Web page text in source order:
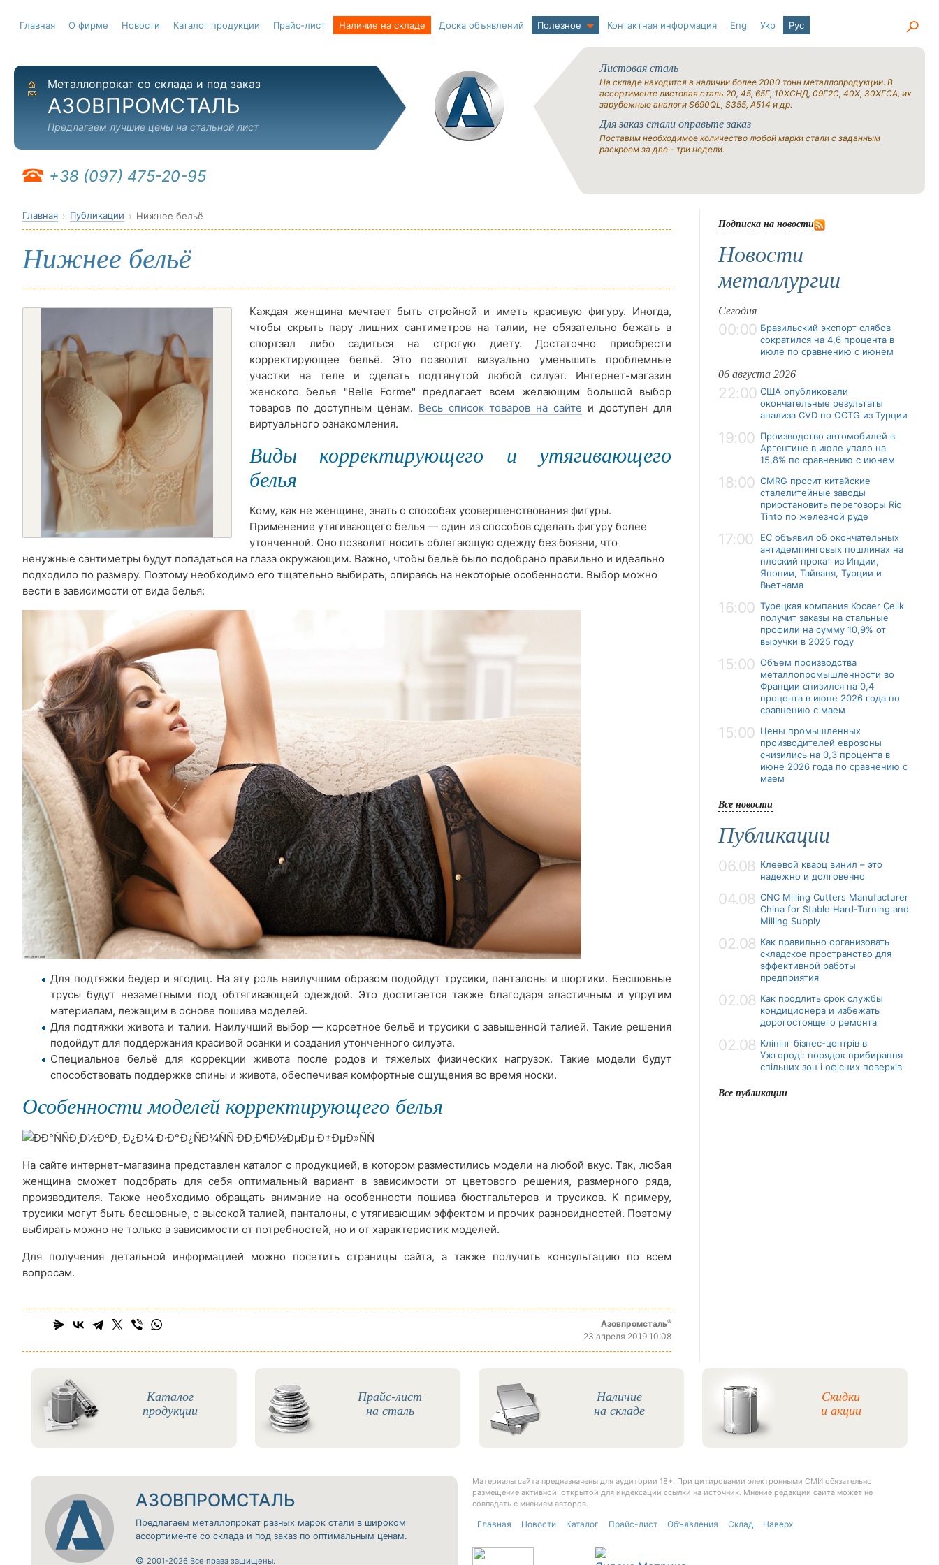
Главная О фирме Новости Каталог продукции Прайс-лист Наличие на складе Доска объявлений Полезное Контактная информация Eng Укр Рус
На главную
Отправить письмо
Металлопрокат со склада и под заказ
АЗОВПРОМСТАЛЬ
Предлагаем лучшие цены на стальной лист
+38 (097) 475-20-95
Листовая сталь
На складе находится в наличии более 2000 тонн металлопродукции. В
ассортименте листовая сталь 20, 45, 65Г, 10ХСНД, 09Г2С, 40Х, 30ХГСА, их
зарубежные аналоги S690QL, S355, A514 и др.
Для заказ стали оправьте заказ
Поставим необходимое количество любой марки стали с заданным
раскроем за две - три недели.
Главная Публикации Нижнее бельё
Нижнее бельё
Каждая женщина мечтает быть стройной и иметь красивую фигуру. Иногда,
чтобы скрыть пару лишних сантиметров на талии, не обязательно бежать в
спортзал либо садиться на строгую диету. Достаточно приобрести
корректирующее бельё. Это позволит визуально уменьшить проблемные
участки на теле и сделать подтянутой любой силуэт. Интернет-магазин
женского белья "Belle Forme" предлагает всем желающим большой выбор
товаров по доступным ценам. Весь список товаров на сайте и доступен для
виртуального ознакомления.
Виды корректирующего и утягивающего
белья
Кому, как не женщине, знать о способах усовершенствования фигуры.
Применение утягивающего белья — один из способов сделать фигуру более
утонченной. Оно позволит носить облегающую одежду без боязни, что
ненужные сантиметры будут попадаться на глаза окружающим. Важно, чтобы бельё было подобрано правильно и идеально
подходило по размеру. Поэтому необходимо его тщательно выбирать, опираясь на некоторые особенности. Выбор можно
вести в зависимости от вида белья:
Для подтяжки бедер и ягодиц. На эту роль наилучшим образом подойдут трусики, панталоны и шортики. Бесшовные
трусы будут незаметными под обтягивающей одеждой. Это достигается также благодаря эластичным и упругим
материалам, лежащим в основе пошива моделей.
Для подтяжки живота и талии. Наилучший выбор — корсетное бельё и трусики с завышенной талией. Такие решения
подойдут для поддержания красивой осанки и создания утонченного силуэта.
Специальное бельё для коррекции живота после родов и тяжелых физических нагрузок. Такие модели будут
способствовать поддержке спины и живота, обеспечивая комфортные ощущения во время носки.
Особенности моделей корректирующего белья
На сайте интернет-магазина представлен каталог с продукцией, в котором разместились модели на любой вкус. Так, любая
женщина сможет подобрать для себя оптимальный вариант в зависимости от цветового решения, размерного ряда,
производителя. Также необходимо обращать внимание на особенности пошива бюстгальтеров и трусиков. К примеру,
трусики могут быть бесшовные, с высокой талией, панталоны, с утягивающим эффектом и прочих разновидностей. Поэтому
выбирать можно не только в зависимости от потребностей, но и от характеристик моделей.
Для получения детальной информацией можно посетить страницы сайта, а также получить консультацию по всем
вопросам.
Азовпромсталь®
23 апреля 2019 10:08
Подписка на новости
Новости
металлургии
Сегодня
00:00 Бразильский экспорт слябов
сократился на 4,6 процента в
июле по сравнению с июнем
06 августа 2026
22:00 США опубликовали
окончательные результаты
анализа CVD по OCTG из Турции
19:00 Производство автомобилей в
Аргентине в июле упало на
15,8% по сравнению с июнем
18:00 CMRG просит китайские
сталелитейные заводы
приостановить переговоры Rio
Tinto по железной руде
17:00
ЕС объявил об окончательных
антидемпинговых пошлинах на
плоский прокат из Индии,
Японии, Тайваня, Турции и
Вьетнама
16:00 Турецкая компания Kocaer Çelik
получит заказы на стальные
профили на сумму 10,9% от
выручки в 2025 году
15:00 Объем производства
металлопромышленности во
Франции снизился на 0,4
процента в июне 2026 года по
сравнению с маем
15:00 Цены промышленных
производителей еврозоны
снизились на 0,3 процента в
июне 2026 года по сравнению с
маем
Все новости
Публикации
06.08 Клеевой кварц винил – это
надежно и долговечно
04.08 CNC Milling Cutters Manufacturer
China for Stable Hard-Turning and
Milling Supply
02.08 Как правильно организовать
складское пространство для
эффективной работы
предприятия
02.08 Как продлить срок службы
кондиционера и избежать
дорогостоящего ремонта
02.08 Клінінг бізнес-центрів в
Ужгороді: порядок прибирання
спільних зон і офісних поверхів
Все публикации
Каталог
продукции
Прайс-лист
на сталь
Наличие
на складе
Скидки
и акции
АЗОВПРОМСТАЛЬ
Предлагаем металлопрокат разных марок стали в широком
ассортименте со склада и под заказ по оптимальным ценам.
© 2001-2026 Все права защищены.
Материалы сайта предназначены для аудитории 18+. При цитировании электронными СМИ обязательно
размещение активной, открытой для индексации ссылки на источник. Мнение редакции сайта может не
совпадать с мнением авторов.
Главная Новости Каталог Прайс-лист Объявления Склад Наверх